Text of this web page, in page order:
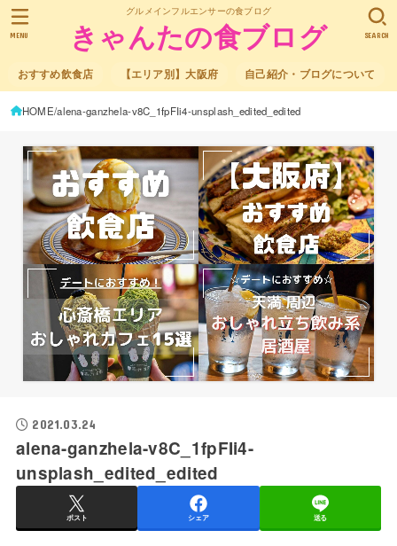
グルメインフルエンサーの食ブログ
きゃんたの食ブログ
おすすめ飲食店 【エリア別】大阪府 自己紹介・ブログについて
SEARCH
MENU
HOME alena-ganzhela-v8C_1fpFIi4-unsplash_edited_edited
2021.03.24
alena-ganzhela-v8C_1fpFIi4-
unsplash_edited_edited
ポスト シェア 送る